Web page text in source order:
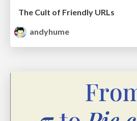
The Cult of Friendly URLs
andyhume